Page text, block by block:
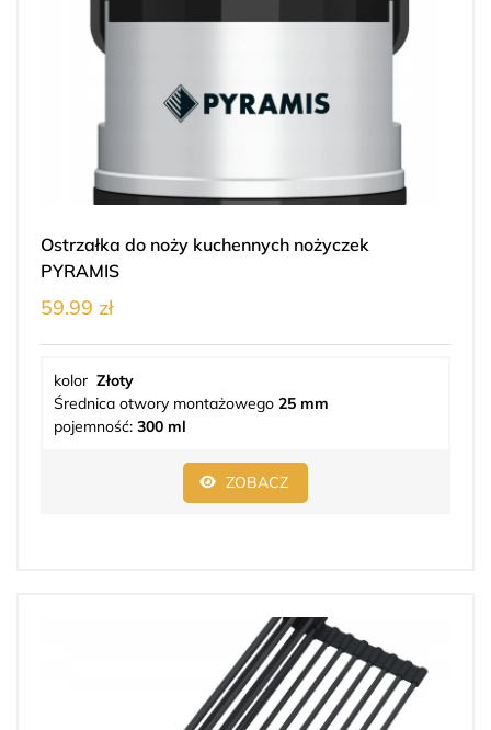
Ostrzałka do noży kuchennych nożyczek
PYRAMIS
59.99 zł
kolor Złoty
Średnica otwory montażowego 25 mm
pojemność: 300 ml
ZOBACZ